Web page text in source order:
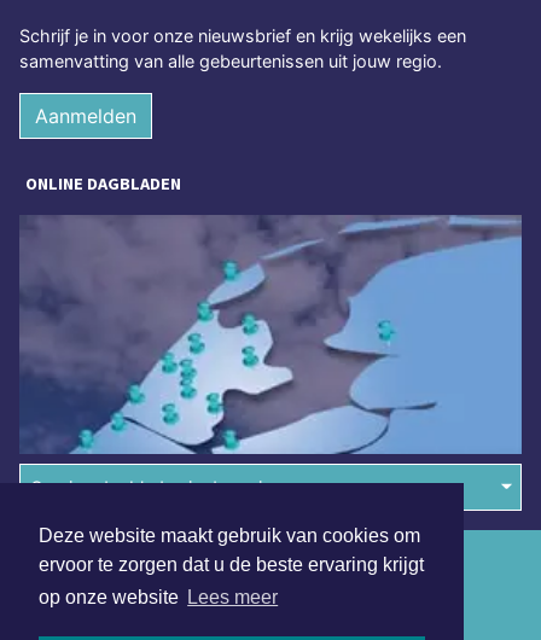
Deze website maakt gebruik van cookies om
ervoor te zorgen dat u de beste ervaring krijgt
op onze website Lees meer
Schrijf je in voor onze nieuwsbrief en krijg wekelijks een
samenvatting van alle gebeurtenissen uit jouw regio.
Aanmelden
ONLINE DAGBLADEN
Overige dagbladen in de regio
Algemene voorwaarden
Disclaimer